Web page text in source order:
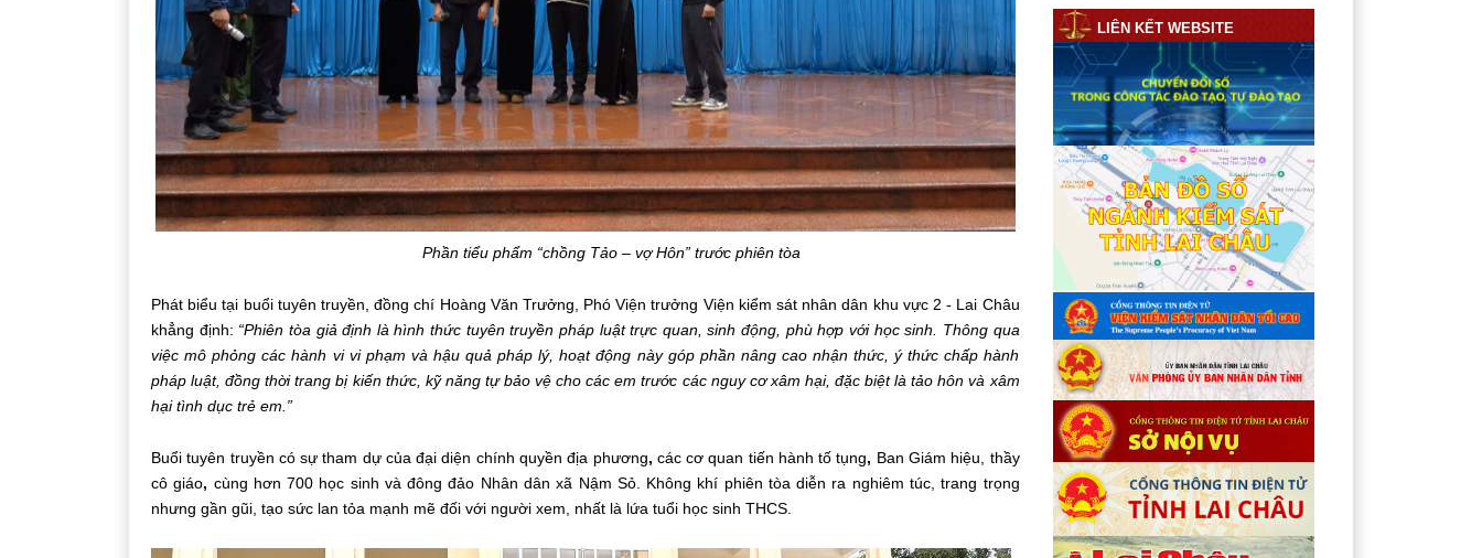
Phần tiểu phẩm “chồng Tảo – vợ Hôn” trước phiên tòa
Phát biểu tại buổi tuyên truyền,đồng chí Hoàng Văn Trưởng, Phó Viện trưởng Viện kiểm sát nhân dân khu vực 2 - Lai Châu
khẳng định: “Phiên tòa giả định là hình thức tuyên truyền pháp luật trực quan, sinh động, phù hợp với học sinh. Thông qua
việc mô phỏng các hành vi vi phạm và hậu quả pháp lý, hoạt động này góp phần nâng cao nhận thức, ý thức chấp hành
pháp luật, đồng thời trang bị kiến thức, kỹ năng tự bảo vệ cho các em trước các nguy cơ xâm hại, đặc biệt là tảo hôn và xâm
hại tình dục trẻ em.”
Buổi tuyên truyền có sự tham dự của đại diện chính quyền địa phương, các cơ quan tiến hành tố tụng, Ban Giám hiệu, thầy
cô giáo, cùng hơn 700 học sinh và đông đảo Nhân dân xã Nậm Sỏ. Không khí phiên tòa diễn ra nghiêm túc, trang trọng
nhưng gần gũi, tạo sức lan tỏa mạnh mẽ đối với người xem, nhất là lứa tuổi học sinh THCS.
quá trình giải quyết vụ án “Giết
người”
LIÊN KẾT WEBSITE